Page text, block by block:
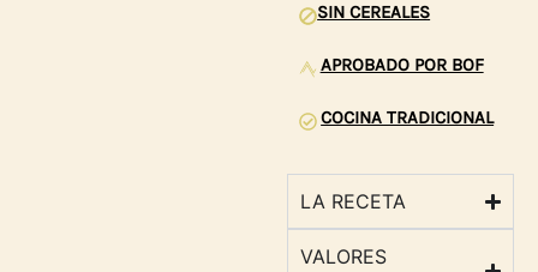
SIN CEREALES
APROBADO POR BOF
COCINA TRADICIONAL
LA RECETA
VALORES